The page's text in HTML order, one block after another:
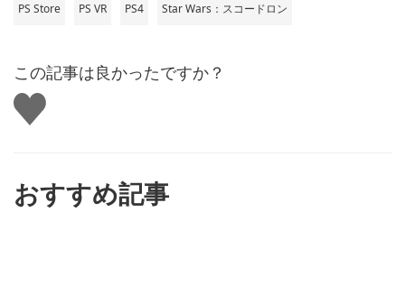
PS Store PS VR PS4 Star Wars：スコードロン
この記事は良かったですか？
い
い
おすすめ記事